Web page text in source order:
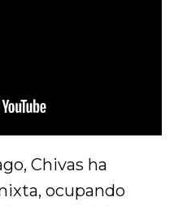
Chivas ha
ocupando